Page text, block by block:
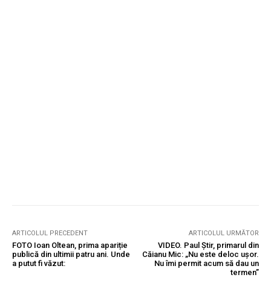
ARTICOLUL PRECEDENT
FOTO Ioan Oltean, prima apariție
publică din ultimii patru ani. Unde
a putut fi văzut:
ARTICOLUL URMĂTOR
VIDEO. Paul Știr, primarul din
Căianu Mic: „Nu este deloc ușor.
Nu îmi permit acum să dau un
termen”